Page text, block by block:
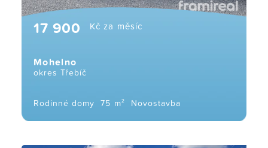
17 900 Kč za měsíc
Mohelno
okres Třebíč
Rodinné domy 75 m² Novostavba